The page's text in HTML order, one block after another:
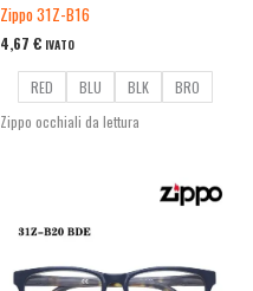
Zippo 31Z-B16
4,67 € IVATO
RED BLU BLK
BRO
Zippo occhiali da lettura